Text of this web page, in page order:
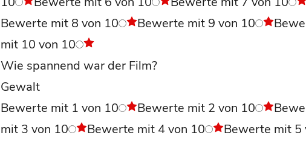
Bewerte mit 8 von 10
Bewerte mit 9 von 10
mit 10 von 10
Wie spannend war der Film?
Gewalt
Bewerte mit 1 von 10
Bewerte mit 2 von 10
mit 3 von 10
Bewerte mit 4 von 10
Bewerte mit 5